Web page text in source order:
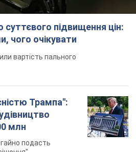
підвищення цін:
чого очікувати
вартість пального
Трампа":
млн
подасть